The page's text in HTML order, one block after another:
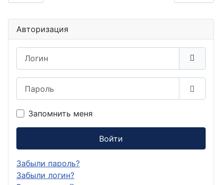
Авторизация
Запомнить меня
Войти
Забыли пароль?
Забыли логин?